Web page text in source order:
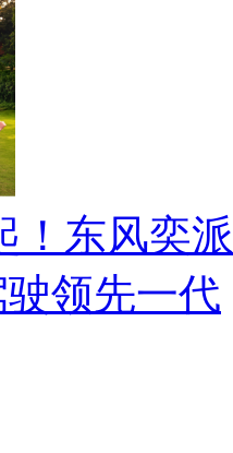
！东风奕
驶领先一代